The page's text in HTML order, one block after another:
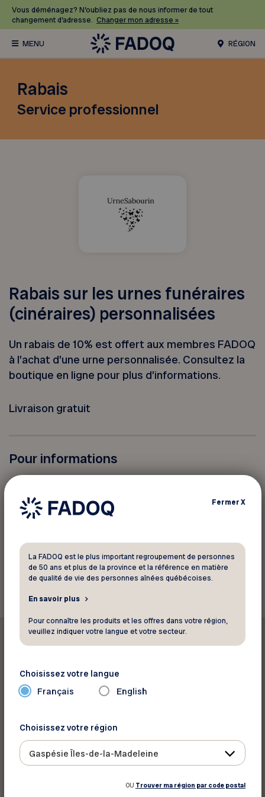
Vous déménagez? N’oubliez pas de nous informer de tout
changement d’adresse. Changer mon adresse »
RÉGION
Rabais
Service professionnel
Rabais sur les urnes funéraires
(cinéraires) personnalisées
Un rabais de 10% est offert aux membres FADOQ
à l’achat d’une urne personnalisée. Consultez la
boutique en ligne pour plus d’informations.
Livraison gratuit
Pour informations
Johanne Sabourin
Téléphone : 819 574-1455
Site web
Retourner aux rabais
Imprimer ce rabais
Partager sur :
FermerX
La FADOQ est le plus important regroupement de personnes
de 50 ans et plus de la province et la référence en matière
de qualité de vie des personnes aînées québécoises.
En savoir plus
Pour connaître les produits et les offres dans votre région,
veuillez indiquer votre langue et votre secteur.
Choisissez votre langue
Français English
Choisissez votre région
Gaspésie Îles-de-la-Madeleine
OU Trouver ma région par code postal